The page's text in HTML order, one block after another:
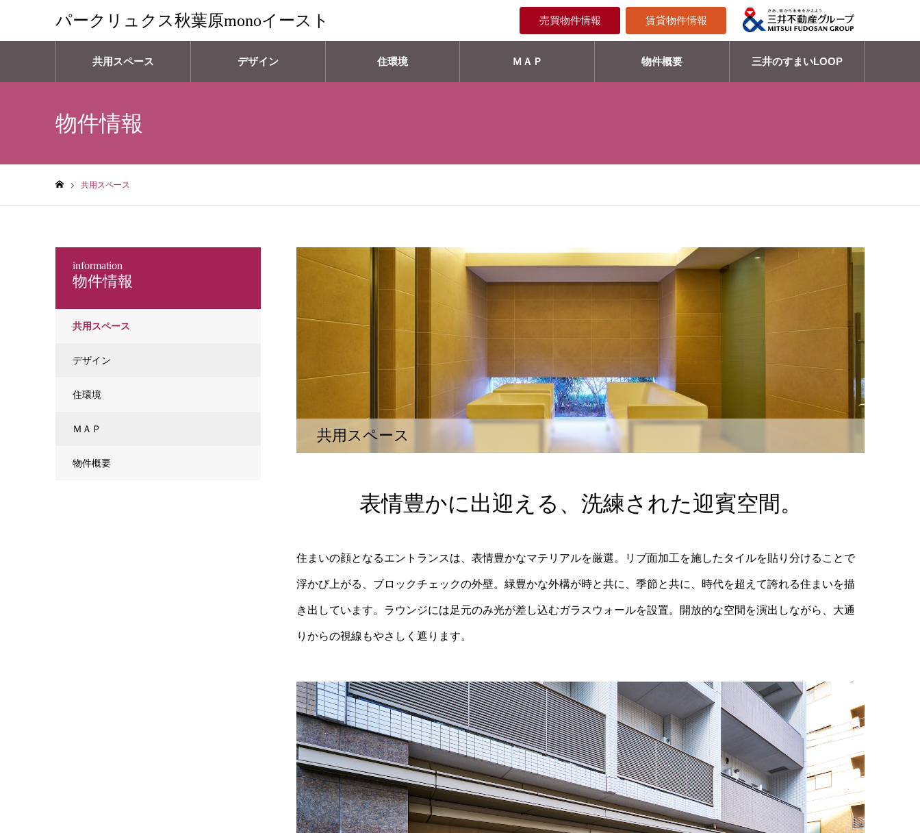
パークリュクス秋葉原monoイースト 売買物件情報 賃貸物件情報
共用スペース デザイン 住環境 ＭＡＰ 物件概要 三井のすまいLOOP
物件情報
共用スペース
共用スペース
表情豊かに出迎える、洗練された迎賓空間。
住まいの顔となるエントランスは、表情豊かなマテリアルを厳選。リブ面加工を施したタイルを貼り分けることで
浮かび上がる、ブロックチェックの外壁。緑豊かな外構が時と共に、季節と共に、時代を超えて誇れる住まいを描
き出しています。ラウンジには足元のみ光が差し込むガラスウォールを設置。開放的な空間を演出しながら、大通
りからの視線もやさしく遮ります。
物件情報
information
共用スペース
デザイン
住環境
ＭＡＰ
物件概要